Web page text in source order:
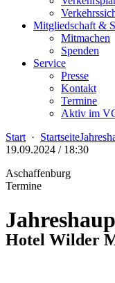
Mitgliedschaft &
Mitmachen
Spenden
Service
Presse
Kontakt
Termine
Aktiv im
Start · Startseite
19.09.2024 / 18:30
Aschaffenburg
Termine
Hotel Wilder